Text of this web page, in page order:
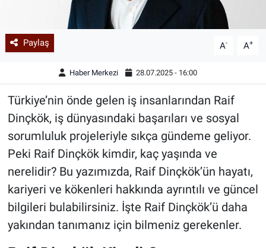
Paylaş A- A+
Haber Merkezi 28.07.2025 - 16:00
Türkiye’nin önde gelen iş insanlarından Raif
Dinçkök, iş dünyasındaki başarıları ve sosyal
sorumluluk projeleriyle sıkça gündeme geliyor.
Peki Raif Dinçkök kimdir, kaç yaşında ve
nerelidir? Bu yazımızda, Raif Dinçkök’ün hayatı,
kariyeri ve kökenleri hakkında ayrıntılı ve güncel
bilgileri bulabilirsiniz. İşte Raif Dinçkök’ü daha
yakından tanımanız için bilmeniz gerekenler.